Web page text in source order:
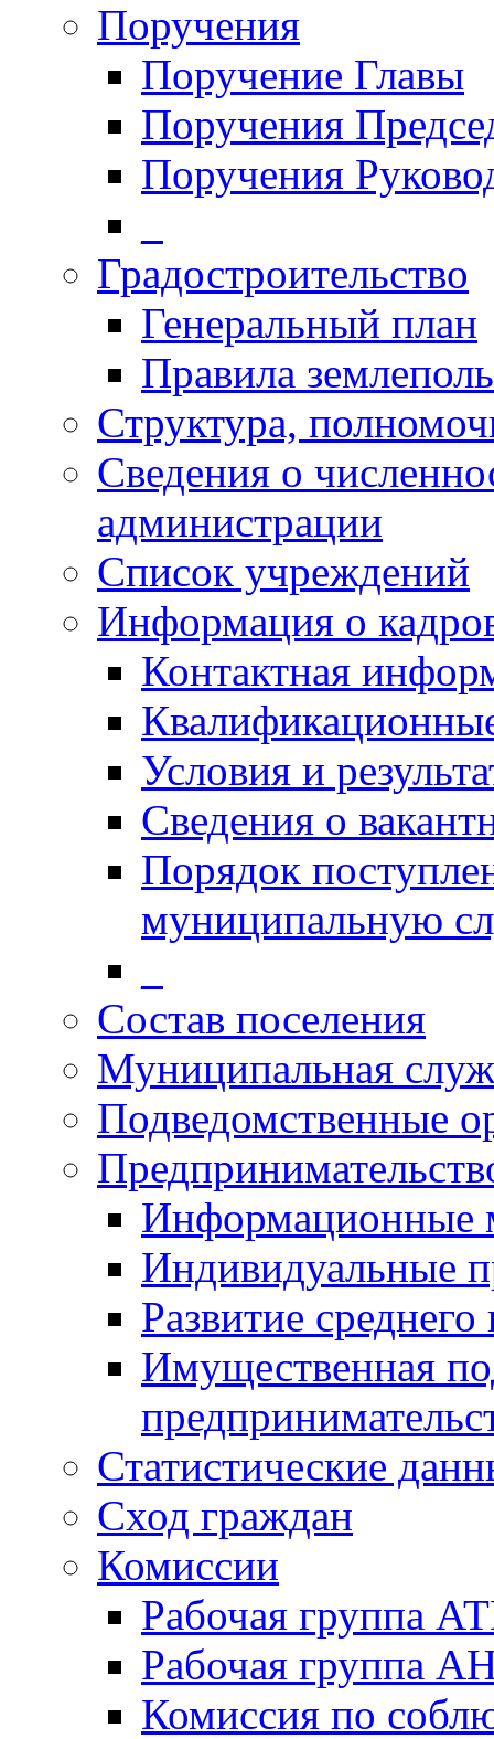
Поручения
Поручение Главы
Поручения
Поручения
Градостроительство
Генеральный план
Правила
Структура,
Сведения о
администрации
Список учреждений
Информация о
Контактная
Условия и
Сведения о
Порядок
муниципальную
Состав поселения
Муниципальная
Подведомственные
Информационные
Индивидуальные
Развитие
Имущественная
Статистические
Сход граждан
Комиссии
Рабочая группа
Рабочая группа
Комиссия по